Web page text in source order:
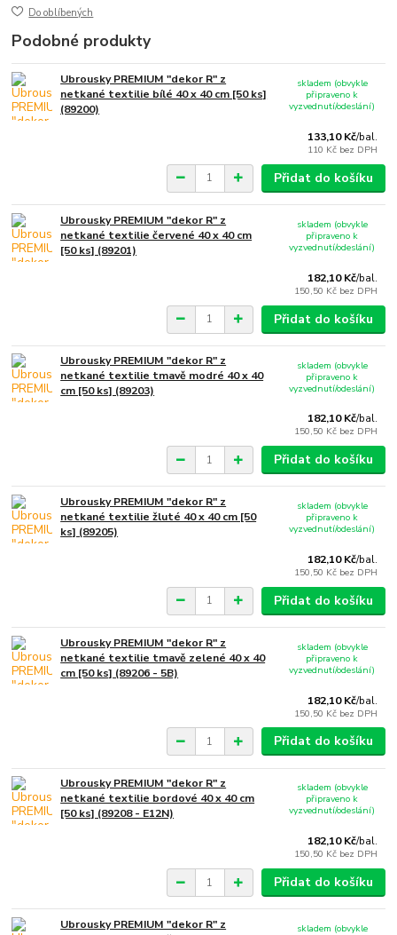
Do oblíbených
Podobné produkty
Ubrousky PREMIUM "dekor R" z
netkané textilie bílé 40 x 40 cm [50 ks]
(89200)
133,10 Kč/bal.
110 Kč bez DPH
skladem (obvykle
připraveno k
vyzvednutí/odeslání)
Přidat do košíku
Ubrousky PREMIUM "dekor R" z
netkané textilie červené 40 x 40 cm
[50 ks] (89201)
182,10 Kč/bal.
150,50 Kč bez DPH
skladem (obvykle
připraveno k
vyzvednutí/odeslání)
Přidat do košíku
Ubrousky PREMIUM "dekor R" z
netkané textilie tmavě modré 40 x 40
cm [50 ks] (89203)
182,10 Kč/bal.
150,50 Kč bez DPH
skladem (obvykle
připraveno k
vyzvednutí/odeslání)
Přidat do košíku
Ubrousky PREMIUM "dekor R" z
netkané textilie žluté 40 x 40 cm [50
ks] (89205)
182,10 Kč/bal.
150,50 Kč bez DPH
skladem (obvykle
připraveno k
vyzvednutí/odeslání)
Přidat do košíku
Ubrousky PREMIUM "dekor R" z
netkané textilie tmavě zelené 40 x 40
cm [50 ks] (89206 - 5B)
182,10 Kč/bal.
150,50 Kč bez DPH
skladem (obvykle
připraveno k
vyzvednutí/odeslání)
Přidat do košíku
Ubrousky PREMIUM "dekor R" z
netkané textilie bordové 40 x 40 cm
[50 ks] (89208 - E12N)
182,10 Kč/bal.
150,50 Kč bez DPH
skladem (obvykle
připraveno k
vyzvednutí/odeslání)
Přidat do košíku
Ubrousky PREMIUM "dekor R" z
skladem (obvykle